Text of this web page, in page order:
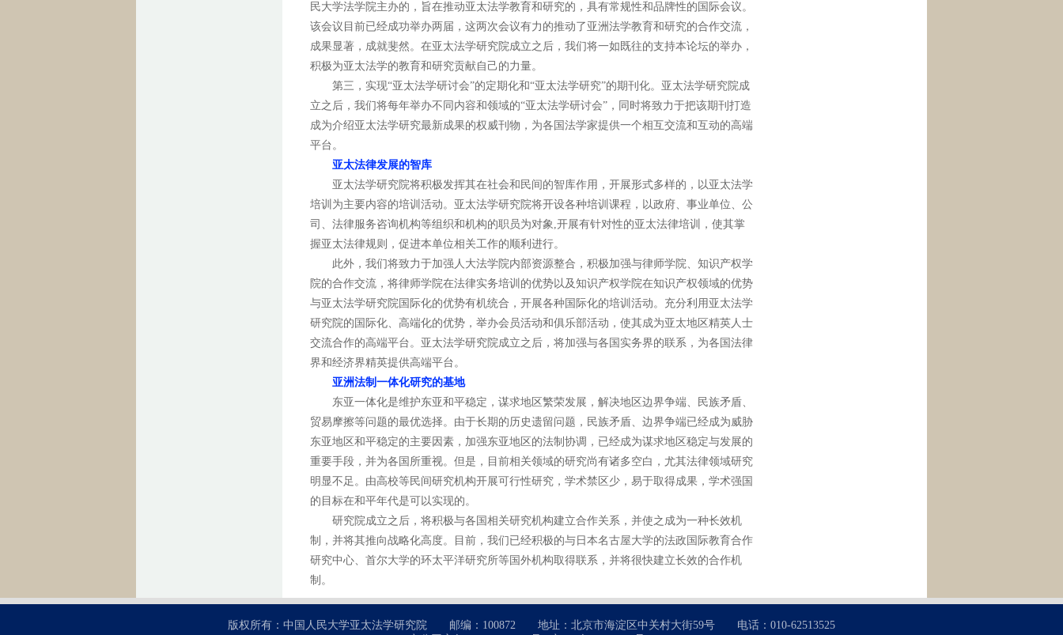
民大学法学院主办的，旨在推动亚太法学教育和研究的，具有常规性和品牌性的国际会议。
该会议目前已经成功举办两届，这两次会议有力的推动了亚洲法学教育和研究的合作交流，
成果显著，成就斐然。在亚太法学研究院成立之后，我们将一如既往的支持本论坛的举办，
积极为亚太法学的教育和研究贡献自己的力量。
第三，实现“亚太法学研讨会”的定期化和“亚太法学研究”的期刊化。亚太法学研究院成
立之后，我们将每年举办不同内容和领域的“亚太法学研讨会”，同时将致力于把该期刊打造
成为介绍亚太法学研究最新成果的权威刊物，为各国法学家提供一个相互交流和互动的高端
平台。
亚太法律发展的智库
亚太法学研究院将积极发挥其在社会和民间的智库作用，开展形式多样的，以亚太法学
培训为主要内容的培训活动。亚太法学研究院将开设各种培训课程，以政府、事业单位、公
司、法律服务咨询机构等组织和机构的职员为对象,开展有针对性的亚太法律培训，使其掌
握亚太法律规则，促进本单位相关工作的顺利进行。
此外，我们将致力于加强人大法学院内部资源整合，积极加强与律师学院、知识产权学
院的合作交流，将律师学院在法律实务培训的优势以及知识产权学院在知识产权领域的优势
与亚太法学研究院国际化的优势有机统合，开展各种国际化的培训活动。充分利用亚太法学
研究院的国际化、高端化的优势，举办会员活动和俱乐部活动，使其成为亚太地区精英人士
交流合作的高端平台。亚太法学研究院成立之后，将加强与各国实务界的联系，为各国法律
界和经济界精英提供高端平台。
亚洲法制一体化研究的基地
东亚一体化是维护东亚和平稳定，谋求地区繁荣发展，解决地区边界争端、民族矛盾、
贸易摩擦等问题的最优选择。由于长期的历史遗留问题，民族矛盾、边界争端已经成为威胁
东亚地区和平稳定的主要因素，加强东亚地区的法制协调，已经成为谋求地区稳定与发展的
重要手段，并为各国所重视。但是，目前相关领域的研究尚有诸多空白，尤其法律领域研究
明显不足。由高校等民间研究机构开展可行性研究，学术禁区少，易于取得成果，学术强国
的目标在和平年代是可以实现的。
研究院成立之后，将积极与各国相关研究机构建立合作关系，并使之成为一种长效机
制，并将其推向战略化高度。目前，我们已经积极的与日本名古屋大学的法政国际教育合作
研究中心、首尔大学的环太平洋研究所等国外机构取得联系，并将很快建立长效的合作机
制。
版权所有：中国人民大学亚太法学研究院 邮编：100872 地址：北京市海淀区中关村大街59号 电话：010-62513525